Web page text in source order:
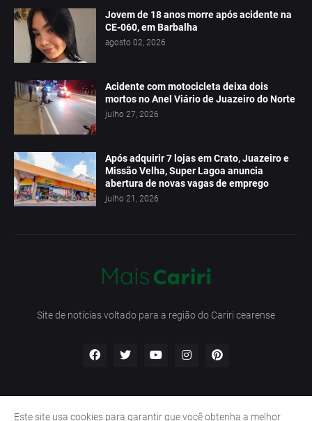
Jovem de 18 anos morre após acidente na
CE-060, em Barbalha
agosto 02, 2026
Acidente com motocicleta deixa dois
mortos no Anel Viário de Juazeiro do Norte
julho 27, 2026
Após adquirir 7 lojas em Crato, Juazeiro e
Missão Velha, Super Lagoa anuncia
abertura de novas vagas de emprego
julho 21, 2026
Site de notícias voltado para a região do Cariri cearense
Este site usa cookies para garantir que você obtenha a melhor